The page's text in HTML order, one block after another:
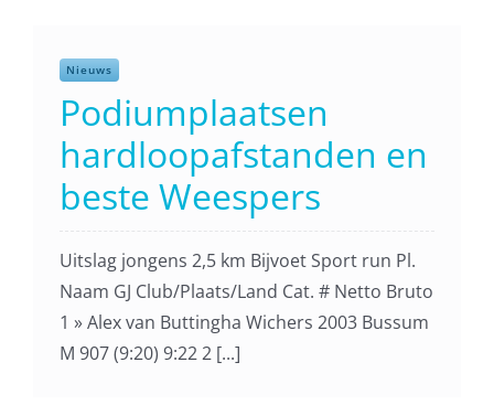
Nieuws
Podiumplaatsen
hardloopafstanden en
beste Weespers
Uitslag jongens 2,5 km Bijvoet Sport run Pl.
Naam GJ Club/Plaats/Land Cat. # Netto Bruto
1 » Alex van Buttingha Wichers 2003 Bussum
M 907 (9:20) 9:22 2 [...]